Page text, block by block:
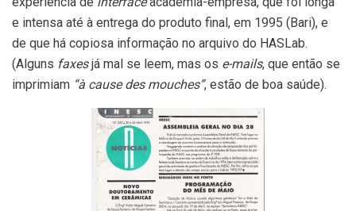
e intensa até à entrega do produto final, em 1995 (Bari), e
de que há copiosa informação no arquivo do HASLab.
(Alguns faxesjá mal se leem, mas os e-mails, que então se
imprimiam “à cause des mouches”, estão de boa saúde).